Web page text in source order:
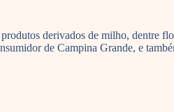
derivados de milho, dentre
de Campina Grande, e